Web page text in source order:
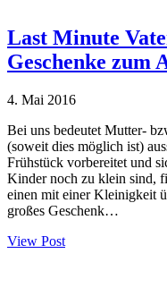
Last Minute
Geschenke zum
4. Mai 2016
Bei uns bedeutet Mutter-
(soweit dies möglich ist)
Frühstück vorbereitet und
Kinder noch zu klein sind,
einen mit einer Kleinigkeit
großes Geschenk…
View Post